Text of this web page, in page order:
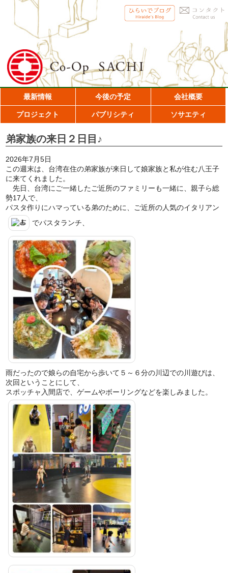
最新情報 今後の予定 会社概要
プロジェクト パブリシティ ソサエティ
弟家族の来日２日目♪
2026年7月5日
この週末は、台湾在住の弟家族が来日して娘家族と私が住む八王子
に来てくれました。
先日、台湾にご一緒したご近所のファミリーも一緒に、親子ら総
勢17人で、
パスタ作りにハマっている弟のために、ご近所の人気のイタリアン
でパスタランチ、
雨だったので娘らの自宅から歩いて５～６分の川辺での川遊びは、
次回ということにして、
スポッチャ入間店で、ゲームやボーリングなどを楽しみました。